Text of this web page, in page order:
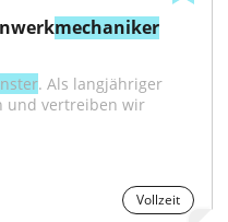
mechaniker
. Als langjähriger
und vertreiben wir
Vollzeit